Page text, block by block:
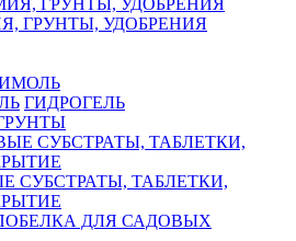
ГРУНТЫ, УДОБРЕНИЯ
ГИДРОГЕЛЬ
СУБСТРАТЫ, ТАБЛЕТКИ,